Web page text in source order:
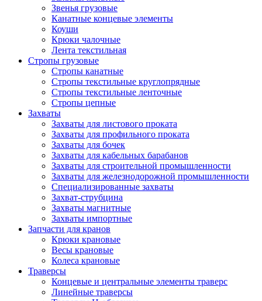
Звенья грузовые
Канатные концевые элементы
Коуши
Крюки чалочные
Лента текстильная
Стропы грузовые
Стропы канатные
Стропы текстильные круглопрядные
Стропы текстильные ленточные
Стропы цепные
Захваты
Захваты для листового проката
Захваты для профильного проката
Захваты для бочек
Захваты для кабельных барабанов
Захваты для строительной промышленности
Захваты для железнодорожной промышленности
Специализированные захваты
Захват-струбцина
Захваты магнитные
Захваты импортные
Запчасти для кранов
Крюки крановые
Весы крановые
Колеса крановые
Траверсы
Концевые и центральные элементы траверс
Линейные траверсы